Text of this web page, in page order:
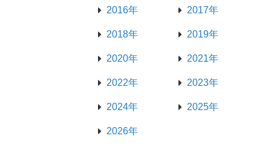
2016年 2017年
2018年 2019年
2020年 2021年
2022年 2023年
2024年 2025年
2026年